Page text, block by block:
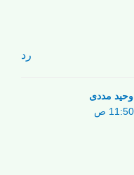
رد
وحید مددی